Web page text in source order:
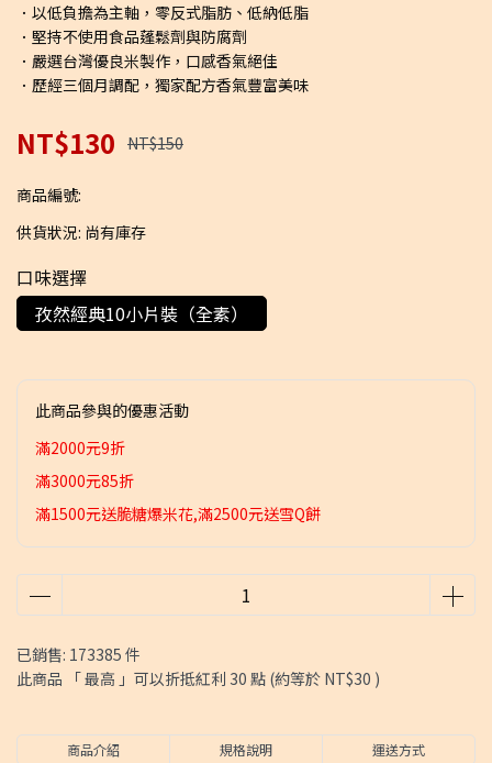
．以低負擔為主軸，零反式脂肪、低納低脂
．堅持不使用食品蓬鬆劑與防腐劑
．嚴選台灣優良米製作，口感香氣絕佳
．歷經三個月調配，獨家配方香氣豐富美味
NT$130 NT$150
商品編號:
供貨狀況: 尚有庫存
口味選擇
孜然經典10小片裝（全素）
此商品參與的優惠活動
滿2000元9折
滿3000元85折
滿1500元送脆糖爆米花,滿2500元送雪Q餅
已銷售: 173385 件
此商品 「 最高 」可以折抵紅利 30 點 (約等於 NT$30 )
商品介紹 規格說明 運送方式